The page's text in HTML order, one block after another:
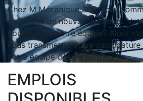
Chez M Mécanique 360, nous
recherche de nouveaux talents.
pour joindre notre équipe? Alors
nous transmettre votre
notre équipe dès aujourd’hui !
EMPLOIS